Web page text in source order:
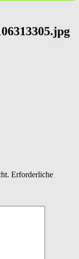
Erforderliche